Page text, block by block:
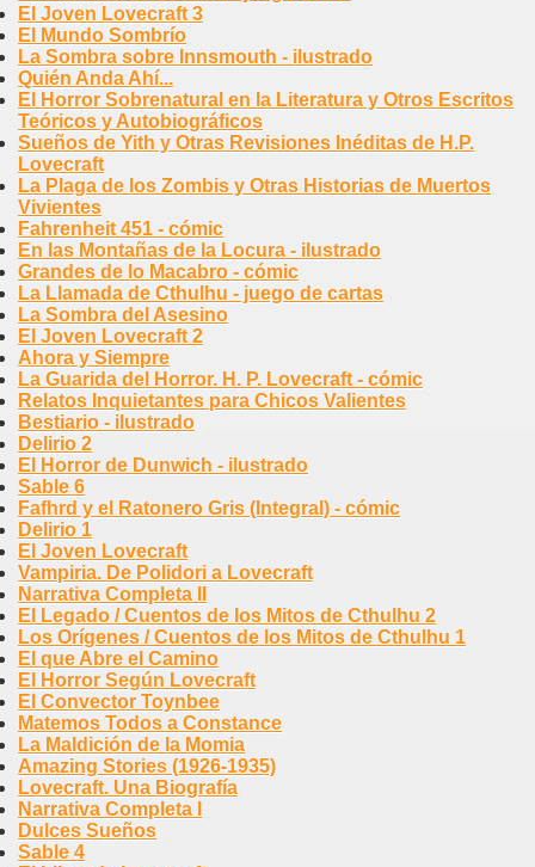
El Joven Lovecraft 3
El Mundo Sombrío
La Sombra sobre Innsmouth - ilustrado
Quién Anda Ahí...
El Horror Sobrenatural en la Literatura y Otros Escritos
Teóricos y Autobiográficos
Sueños de Yith y Otras Revisiones Inéditas de H.P.
Lovecraft
La Plaga de los Zombis y Otras Historias de Muertos
Vivientes
Fahrenheit 451 - cómic
En las Montañas de la Locura - ilustrado
Grandes de lo Macabro - cómic
La Llamada de Cthulhu - juego de cartas
La Sombra del Asesino
El Joven Lovecraft 2
Ahora y Siempre
La Guarida del Horror. H. P. Lovecraft - cómic
Relatos Inquietantes para Chicos Valientes
Bestiario - ilustrado
Delirio 2
El Horror de Dunwich - ilustrado
Sable 6
Fafhrd y el Ratonero Gris (Integral) - cómic
Delirio 1
El Joven Lovecraft
Vampiria. De Polidori a Lovecraft
Narrativa Completa II
El Legado / Cuentos de los Mitos de Cthulhu 2
Los Orígenes / Cuentos de los Mitos de Cthulhu 1
El que Abre el Camino
El Horror Según Lovecraft
El Convector Toynbee
Matemos Todos a Constance
La Maldición de la Momia
Amazing Stories (1926-1935)
Lovecraft. Una Biografía
Narrativa Completa I
Dulces Sueños
Sable 4